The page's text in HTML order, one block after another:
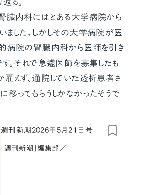
る。
臓内科にはとある大学病院から
ました。しかしその大学病院が医
病院の腎臓内科から医師を引き
。それで急遽医師を募集したも
えず、通院していた透析患者さ
ってもらうしかなかったそうで
週刊新潮2026年5月21日号
「週刊新潮」編集部／